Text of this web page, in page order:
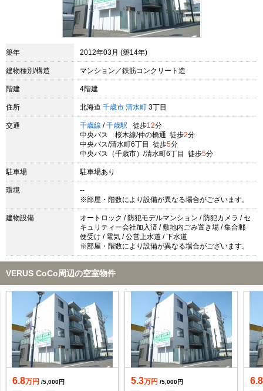
築年 2012年03月 (築14年)
建物種別/構造 マンション／鉄筋コンクリート造
階建 4階建
住所 北海道 千歳市 清水町 3丁目
交通 千歳線 / 千歳駅 徒歩12分
中央バス 桜木線/仲の橋通 徒歩2分
中央バス/清水町6丁目 徒歩5分
中央バス（千歳市）/清水町6丁目 徒歩5分
駐車場 駐車場あり
環境
--
※部屋・階数により設備が異なる場合がございます。
建物設備
オートロック / 防犯モデルマンション / 防犯カメラ / セ
キュリティー会社加入済 / 敷地内ごみ置き場 / 集合郵
便受け / 電気 / 公営上水道 / 下水道
※部屋・階数により設備が異なる場合がございます。
VERUS CoCo周辺の空室物件
6.8万円 /5,000円
5.3万円 /5,000円
6.8